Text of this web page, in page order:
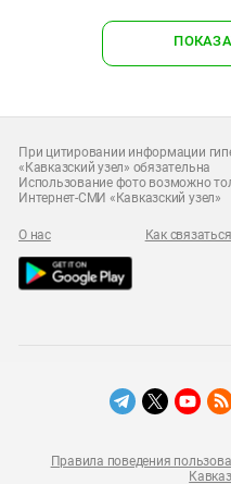
При цитировании информации
«Кавказский узел» обязательна
Использование фото возможно
Интернет-СМИ «Кавказский узел»
О нас Как
Правила поведения